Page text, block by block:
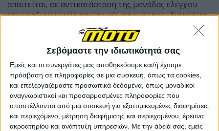
Σεβόμαστε την ιδιωτικότητά σας
Εμείς και οι συνεργάτες μας αποθηκεύουμε και/ή έχουμε
πρόσβαση σε πληροφορίες σε μια συσκευή, όπως τα cookies,
και επεξεργαζόμαστε προσωπικά δεδομένα, όπως μοναδικοί
αναγνωριστικοί και προσαρμοσμένες πληροφορίες που
αποστέλλονται από μια συσκευή για εξατομικευμένες διαφημίσεις
και περιεχόμενο, μέτρηση διαφήμισης και περιεχομένου, έρευνα
ακροατηρίου και ανάπτυξη υπηρεσιών. Με την άδειά σας, εμείς
απαιτείται, σε αντικατάσταση της μονάδας ελέγχου
του γκαζιού χωρίς καμία χρέωση για τους ιδιοκτήτες.